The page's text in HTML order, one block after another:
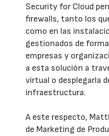
Security for Cloud
firewalls, tanto los
como en las
gestionados de
empresas y
a esta solución a
virtual o desplegarla
infraestructura.
A este respecto,
de Marketing de